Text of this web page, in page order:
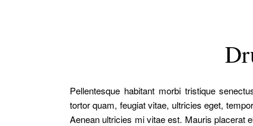
Pellentesque habitant morbi tristique
tortor quam, feugiat vitae, ultricies eget,
Aenean ultricies mi vitae est. Mauris placerat